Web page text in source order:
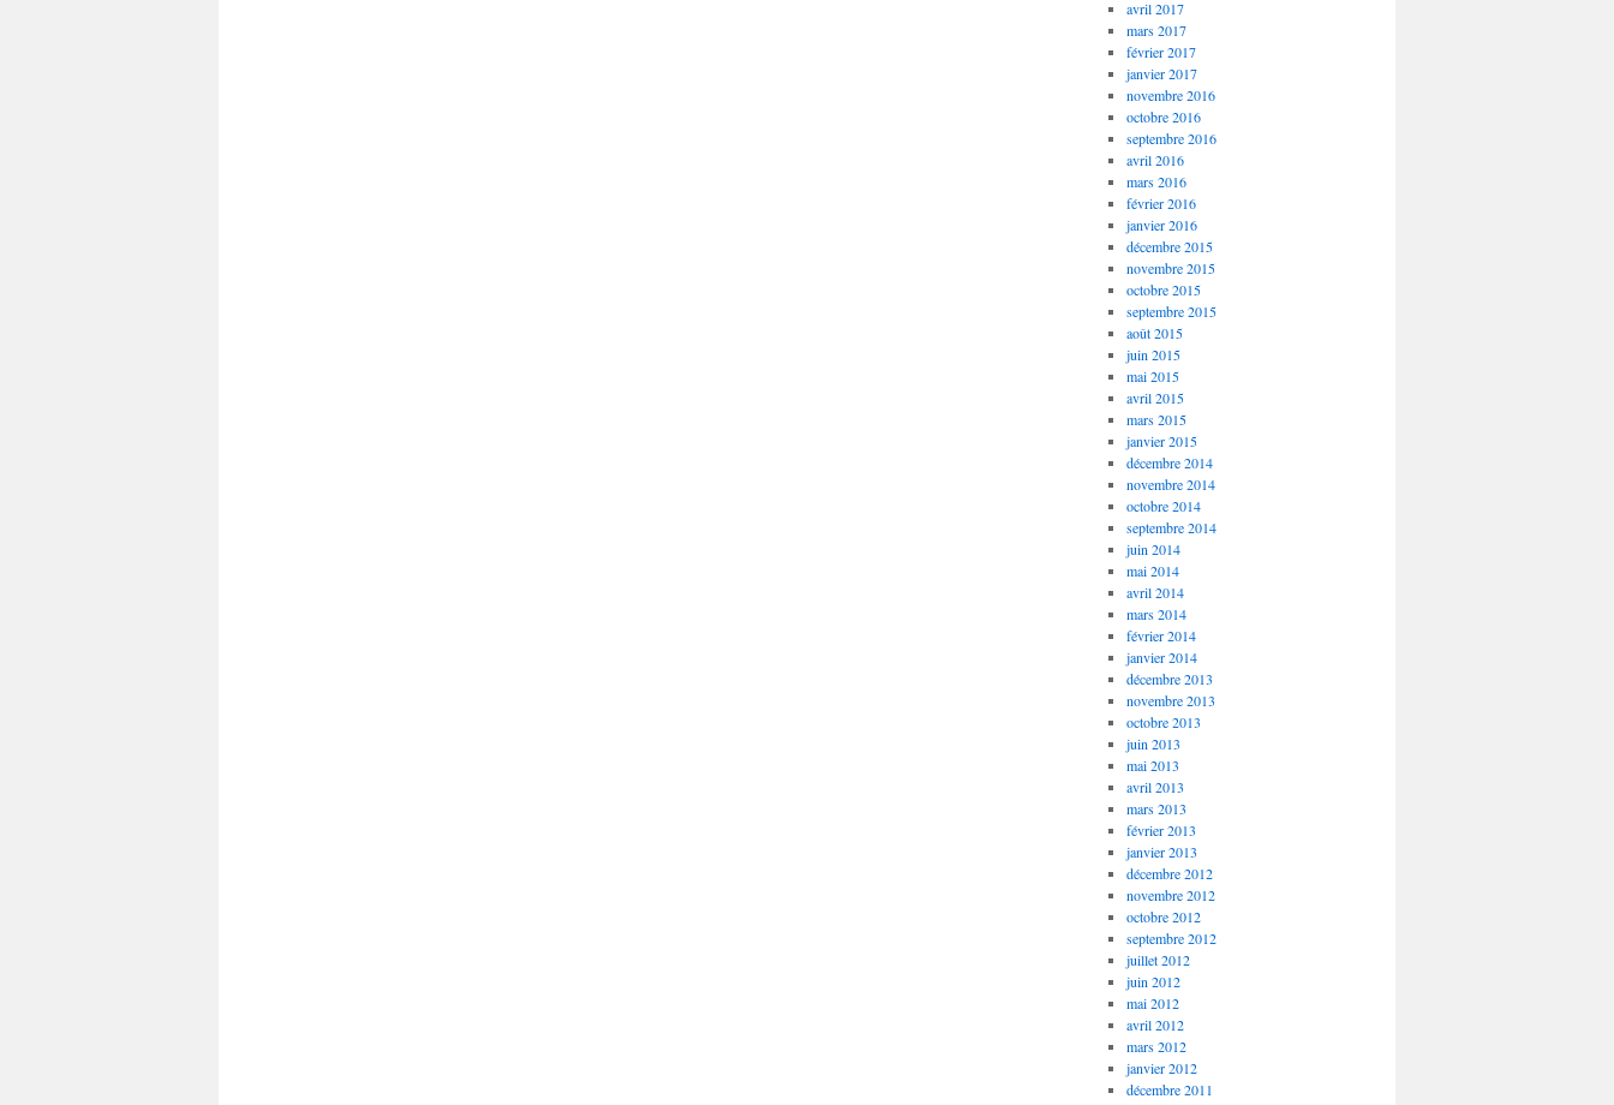
avril 2017
mars 2017
février 2017
janvier 2017
novembre 2016
octobre 2016
septembre 2016
avril 2016
mars 2016
février 2016
janvier 2016
décembre 2015
novembre 2015
octobre 2015
septembre 2015
août 2015
juin 2015
mai 2015
avril 2015
mars 2015
janvier 2015
décembre 2014
novembre 2014
octobre 2014
septembre 2014
juin 2014
mai 2014
avril 2014
mars 2014
février 2014
janvier 2014
décembre 2013
novembre 2013
octobre 2013
juin 2013
mai 2013
avril 2013
mars 2013
février 2013
janvier 2013
décembre 2012
novembre 2012
octobre 2012
septembre 2012
juillet 2012
juin 2012
mai 2012
avril 2012
mars 2012
janvier 2012
décembre 2011